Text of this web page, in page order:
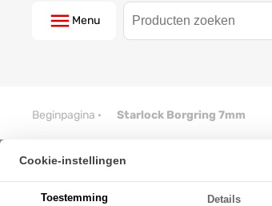
Menu
Beginpagina · Starlock Borgring 7mm
Cookie-instellingen
Toestemming Details
Starlock Borgring 7mm